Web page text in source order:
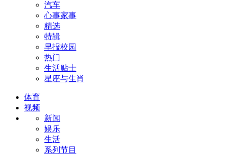
汽车
心事家事
精选
特辑
早报校园
热门
生活贴士
星座与生肖
体育
视频
新闻
娱乐
生活
系列节目